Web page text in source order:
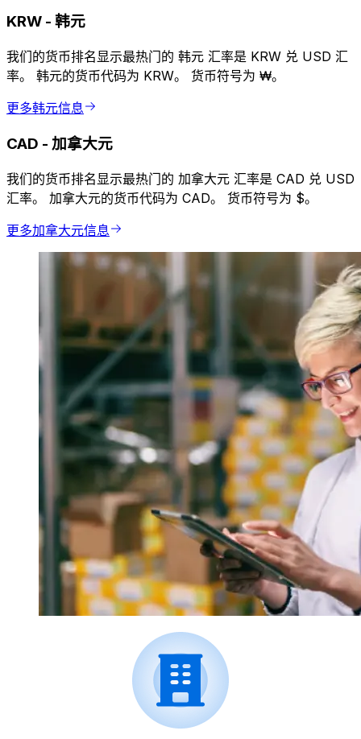
KRW - 韩元
我们的货币排名显示最热门的 韩元 汇率是 KRW 兑 USD 汇
率。 韩元的货币代码为 KRW。 货币符号为 ₩。
更多韩元信息
CAD - 加拿大元
我们的货币排名显示最热门的 加拿大元 汇率是 CAD 兑 USD
汇率。 加拿大元的货币代码为 CAD。 货币符号为 $。
更多加拿大元信息